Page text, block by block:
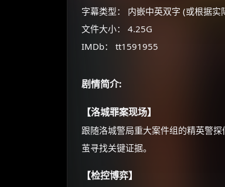
字幕类型： 内嵌中英双字 (或根据
文件大小： 4.25G
IMDb： tt1591955
剧情简介:
【洛城罪案现场】
跟随洛城警局重大案件组的精英警
茧寻找关键证据。
【检控博弈】